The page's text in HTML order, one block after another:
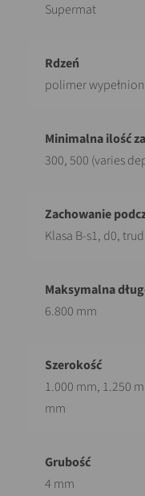
Supermat
polimer
300, 500 (varies
Klasa B-s1, d0,
6.800 mm
1.000 mm, 1.250
mm
4 mm